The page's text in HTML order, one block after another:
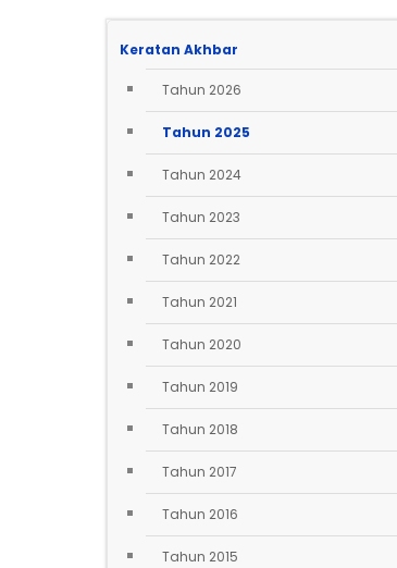
Keratan Akhbar
Tahun 2026
Tahun 2025
Tahun 2024
Tahun 2023
Tahun 2022
Tahun 2021
Tahun 2020
Tahun 2019
Tahun 2018
Tahun 2017
Tahun 2016
Tahun 2015